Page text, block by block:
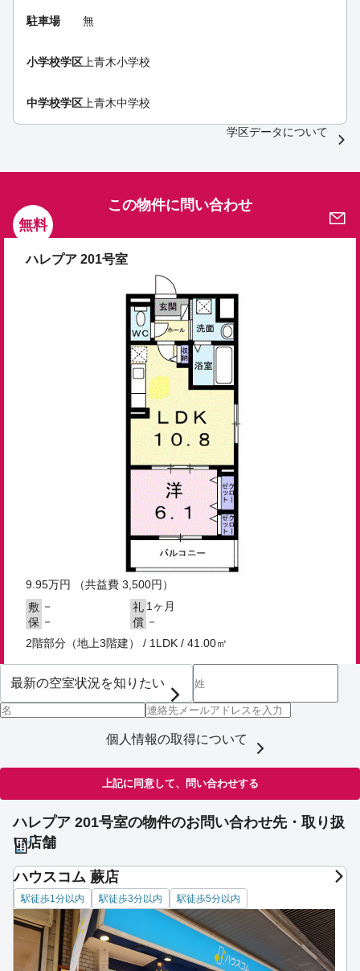
駐車場 無
小学校学区上青木小学校
中学校学区上青木中学校
学区データについて
無料
この物件に問い合わせ
ハレプア 201号室
9.95万円
（共益費 3,500円）
敷 － 礼 1ヶ月
保 － 償 －
2階部分（地上3階建） / 1LDK / 41.00㎡
個人情報の取得について
上記に同意して、問い合わせする
ハレプア 201号室の物件のお問い合わせ先・取り扱
い店舗
ハウスコム 蕨店
駅徒歩1分以内 駅徒歩3分以内 駅徒歩5分以内